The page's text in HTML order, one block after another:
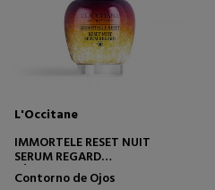
L'Occitane
IMMORTELE RESET NUIT
SERUM REGARD
SÉRUM CONTORNO DE OJOS
Contorno de Ojos